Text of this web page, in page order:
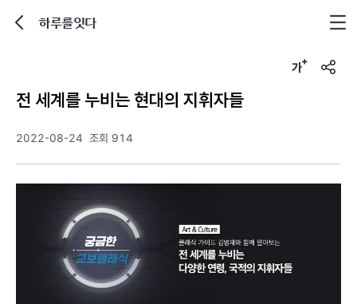
하루를잇다
u
전 세계를 누비는 현대의 지휘자들
2022-08-24 조회 914